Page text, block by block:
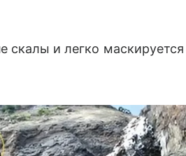
скалы и легко